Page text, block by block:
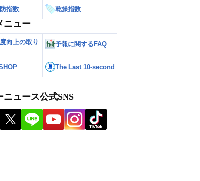
指数 乾燥指数
ニュー
向上の取り
予報に関するFAQ
The Last 10-second
ニュース公式SNS